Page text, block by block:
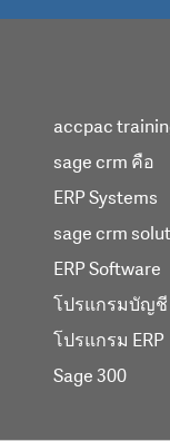
accpac
sage crm คือ
ERP Systems
sage crm
ERP Software
โปรแกรมบัญชี
โปรแกรม ERP
Sage 300